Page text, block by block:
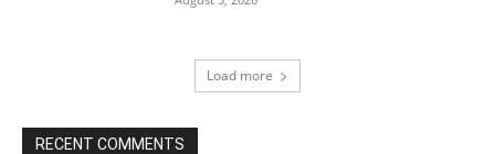
Load more
RECENT COMMENTS